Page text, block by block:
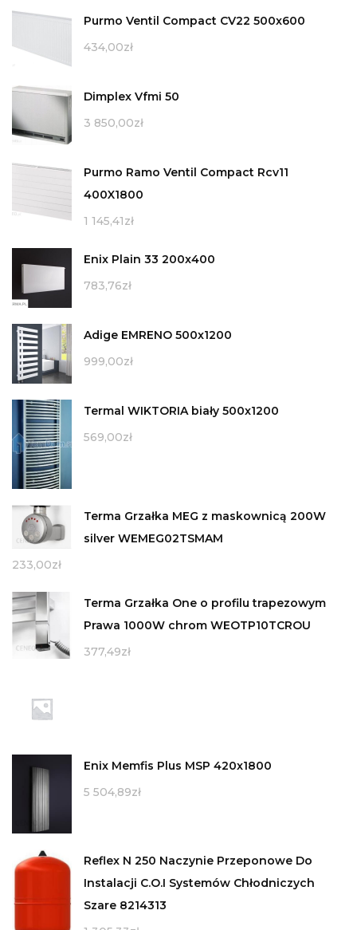
Purmo Ventil Compact CV22 500x600
434,00zł
Dimplex Vfmi 50
3 850,00zł
Purmo Ramo Ventil Compact Rcv11
400X1800
1 145,41zł
Enix Plain 33 200x400
783,76zł
Adige EMRENO 500x1200
999,00zł
Termal WIKTORIA biały 500x1200
569,00zł
Terma Grzałka MEG z maskownicą 200W
silver WEMEG02TSMAM
233,00zł
Terma Grzałka One o profilu trapezowym
Prawa 1000W chrom WEOTP10TCROU
377,49zł
Enix Memfis Plus MSP 420x1800
5 504,89zł
Reflex N 250 Naczynie Przeponowe Do
Instalacji C.O.I Systemów Chłodniczych
Szare 8214313